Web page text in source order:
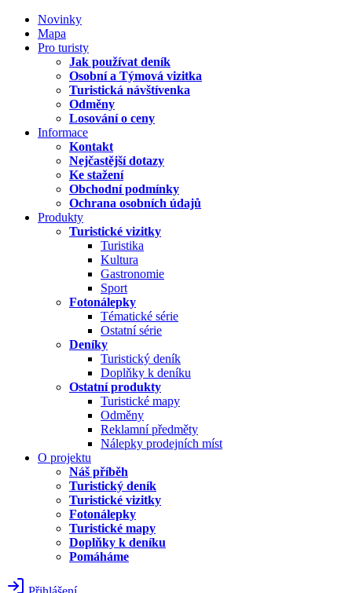
Novinky
Mapa
Pro turisty
Jak používat deník
Osobní a Týmová vizitka
Turistická návštívenka
Odměny
Losování o ceny
Informace
Kontakt
Nejčastější dotazy
Ke stažení
Obchodní podmínky
Ochrana osobních údajů
Produkty
Turistické vizitky
Turistika
Kultura
Gastronomie
Sport
Fotonálepky
Tématické série
Ostatní série
Deníky
Turistický deník
Doplňky k deníku
Ostatní produkty
Turistické mapy
Odměny
Reklamní předměty
Nálepky prodejních míst
O projektu
Náš příběh
Turistický deník
Turistické vizitky
Fotonálepky
Turistické mapy
Doplňky k deníku
Pomáháme